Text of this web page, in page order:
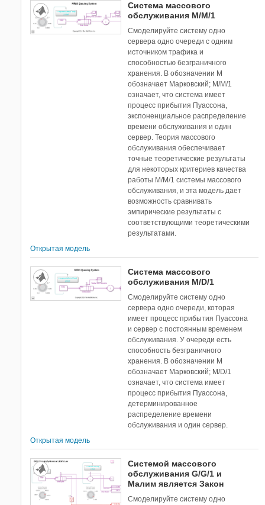
Система массового
обслуживания M/M/1
Смоделируйте систему одно
сервера одно очереди с одним
источником трафика и
способностью безграничного
хранения. В обозначении M
обозначает Марковский; M/M/1
означает, что система имеет
процесс прибытия Пуассона,
экспоненциальное распределение
времени обслуживания и один
сервер. Теория массового
обслуживания обеспечивает
точные теоретические результаты
для некоторых критериев качества
работы M/M/1 системы массового
обслуживания, и эта модель дает
возможность сравнивать
эмпирические результаты с
соответствующими теоретическими
результатами.
Открытая модель
Система массового
обслуживания M/D/1
Смоделируйте систему одно
сервера одно очереди, которая
имеет процесс прибытия Пуассона
и сервер с постоянным временем
обслуживания. У очереди есть
способность безграничного
хранения. В обозначении M
обозначает Марковский; M/D/1
означает, что система имеет
процесс прибытия Пуассона,
детерминированное
распределение времени
обслуживания и один сервер.
Открытая модель
Системой массового
обслуживания G/G/1 и
Малим является Закон
Смоделируйте систему одно